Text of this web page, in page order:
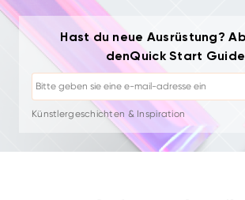
Hast du neue Ausrüstung?
denQuick Start
Abmelden: Jederzeit mit einem Klick
Zeichen-Tutorials
Tipps & Fehlerbehebung
Neue Produkte & Angebote
Künstlergeschichten & Inspiration
1–2 E-Mails/Monat, niemals Spam
Deine E-Mail wird nur für angeforderte